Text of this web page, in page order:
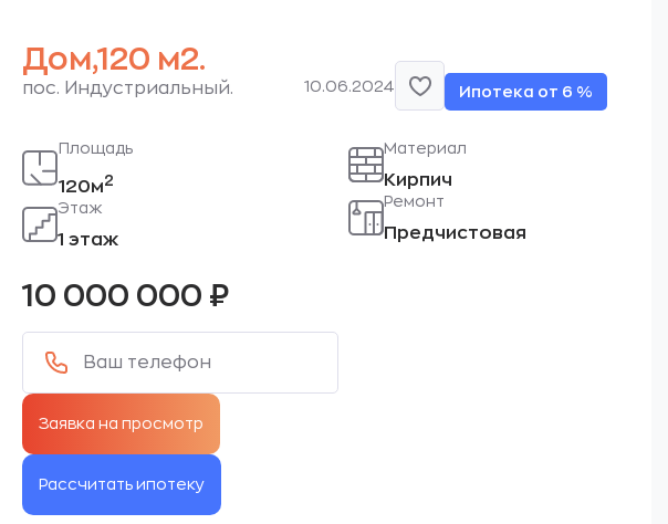
Дом,120 м2.
пос. Индустриальный. 10.06.2024 Ипотека от 6 %
Площадь
120м2
Этаж
1 этаж
Материал
Кирпич
Ремонт
Предчистовая
10 000 000 ₽
Рассчитать ипотеку